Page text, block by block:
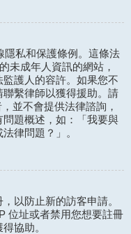
隱私和保護條例。這條法
未成年人資訊的網站，
護人的容許。如果您不
繫律師以獲得援助。請
並不會提供法律諮詢，
題概述，如：「我要與
律問題？」。
以防止新的訪客申請。
位址或者禁用您想要註冊
協助。